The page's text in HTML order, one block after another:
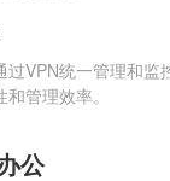
过VPN统一管理和监
管理效率。
公